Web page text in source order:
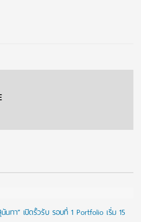
นทา” เปิดรั้วรับ รอบที่ 1 Portfolio เริ่ม 15